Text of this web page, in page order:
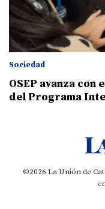
Sociedad
OSEP avanza
del Programa
©2026 La Unión de